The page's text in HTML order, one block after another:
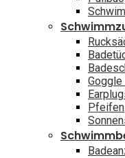
Pfeifen